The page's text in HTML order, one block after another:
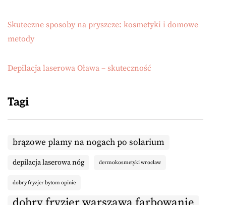
Skuteczne sposoby na pryszcze: kosmetyki i domowe
metody
Depilacja laserowa Oława – skuteczność
Tagi
brązowe plamy na nogach po solarium
depilacja laserowa nóg dermokosmetyki wrocław
dobry fryzjer bytom opinie